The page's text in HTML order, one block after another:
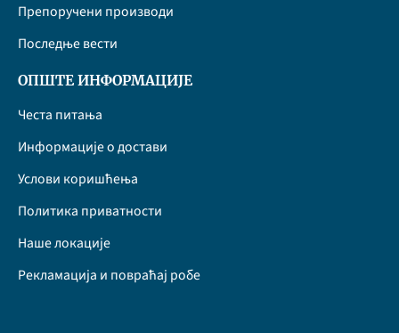
Препоручени производи
Последње вести
ОПШТЕ ИНФОРМАЦИЈЕ
Честа питања
Информације о достави
Услови коришћења
Политика приватности
Наше локације
Рекламација и повраћај робе